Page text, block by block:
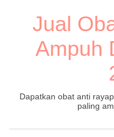
Jual
Ampuh
Dapatkan obat anti
paling